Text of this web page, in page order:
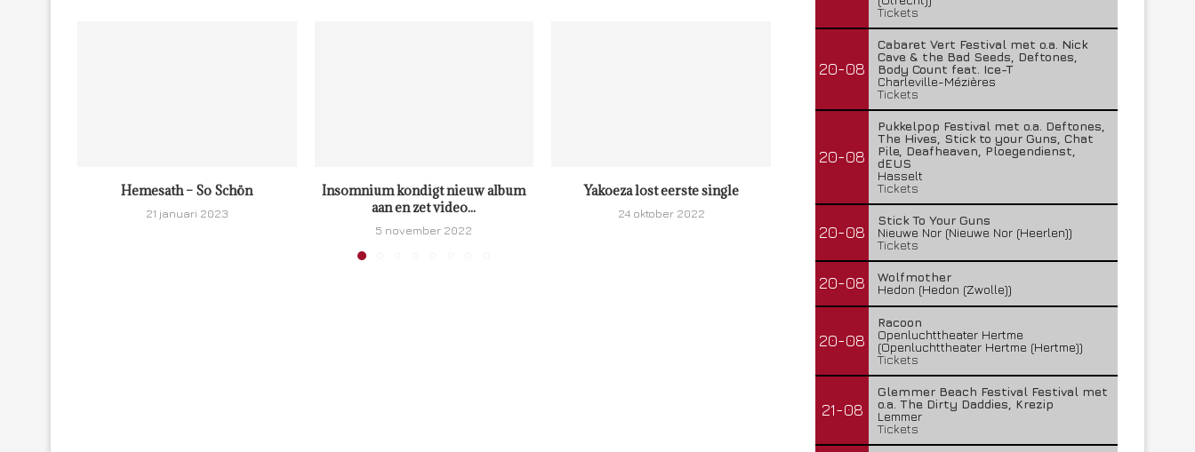
Hemesath – So Schön
21 januari 2023
Insomnium kondigt nieuw album
aan en zet video...
5 november 2022
Yakoeza lost eerste single
24 oktober 2022
Dragonland – The Power Of The
Nightstar
13 oktober 2022
(Kruisem, België) 17/
Tickets
20-08
Cabaret Vert Festival met o.a. Nick
Cave & the Bad Seeds, Deftones,
Body Count feat. Ice-T
Charleville-Mézières
Tickets
20-08
Pukkelpop Festival met o.a. Deftones,
The Hives, Stick to your Guns, Chat
Pile, Deafheaven, Ploegendienst,
dEUS
Hasselt
Tickets
20-08
Stick To Your Guns
Nieuwe Nor (Nieuwe Nor (Heerlen))
Tickets
20-08
Wolfmother
Hedon (Hedon (Zwolle))
20-08
Racoon
Openluchttheater Hertme
(Openluchttheater Hertme (Hertme))
Tickets
21-08
Glemmer Beach Festival Festival met
o.a. The Dirty Daddies, Krezip
Lemmer
Tickets